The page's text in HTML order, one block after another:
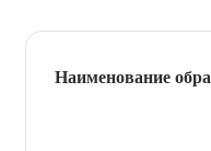
Наименование